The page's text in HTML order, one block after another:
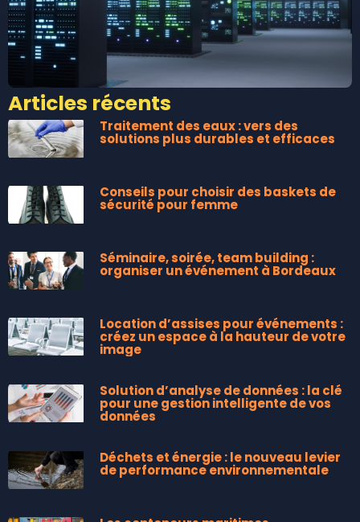
Articles récents
Traitement des eaux : vers des
solutions plus durables et efficaces
Conseils pour choisir des baskets de
sécurité pour femme
Séminaire, soirée, team building :
organiser un événement à Bordeaux
Location d’assises pour événements :
créez un espace à la hauteur de votre
image
Solution d’analyse de données : la clé
pour une gestion intelligente de vos
données
Déchets et énergie : le nouveau levier
de performance environnementale